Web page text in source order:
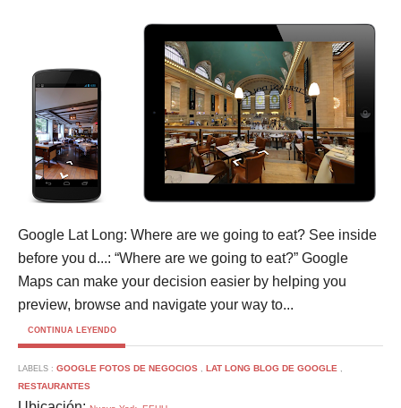
Google Lat Long: Where are we going to eat? See inside
before you d...: “Where are we going to eat?” Google
Maps can make your decision easier by helping you
preview, browse and navigate your way to...
CONTINUA LEYENDO
LABELS : GOOGLE FOTOS DE NEGOCIOS , LAT LONG BLOG DE GOOGLE ,
RESTAURANTES